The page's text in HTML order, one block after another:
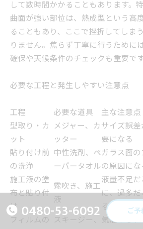
して数時間かかることもあります。
曲面が強い部位は、熱成型という高
ることもあり、ここで挫折してしま
りません。焦らず丁寧に行うために
確保や天候条件のチェックも重要です
必要な工程と発生しやすい注意点
工程 必要な道具
主な注意点
型取り・カ
ット
メジャー、カ
ッター
サイズ誤
要になる
貼り付け前
の洗浄
中性洗剤、ペ
ーパータオル
ガラス面の
の原因にな
施工液の塗
布と貼り付
け
霧吹き、施工
液
液量不足だ
に、過多
る
フィルムの スキージー、 気泡やし
0480-53-6092 ご